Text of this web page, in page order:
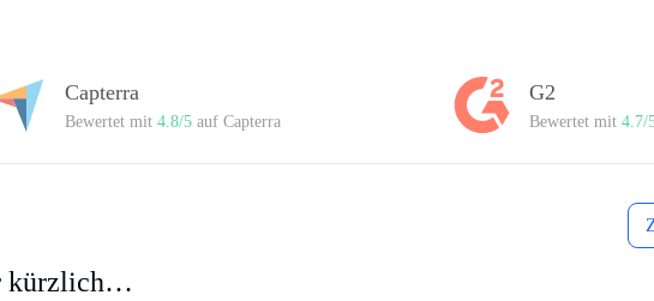
Capterra
Bewertet mit 4.8/5auf Capterra
G2
Bewertet mit 4.7/
kürzlich…